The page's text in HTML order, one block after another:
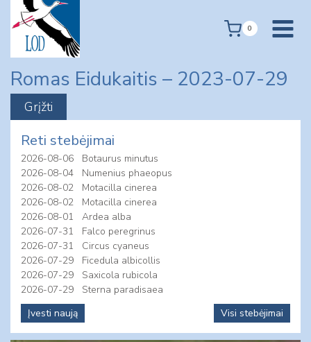
content
0
Romas Eidukaitis – 2023-07-29
Reti stebėjimai
2026-08-06
Botaurus minutus
2026-08-04
Numenius phaeopus
2026-08-02
Motacilla cinerea
2026-08-02
Motacilla cinerea
2026-08-01
Ardea alba
2026-07-31
Falco peregrinus
2026-07-31
Circus cyaneus
2026-07-29
Ficedula albicollis
2026-07-29
Saxicola rubicola
2026-07-29
Sterna paradisaea
Įvesti naują
Visi stebėjimai